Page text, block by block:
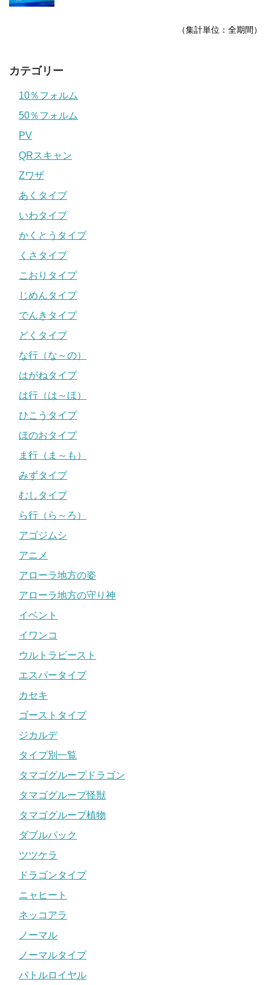
（集計単位：全期間）
カテゴリー
10％フォルム
50％フォルム
PV
QRスキャン
Zワザ
あくタイプ
いわタイプ
かくとうタイプ
くさタイプ
こおりタイプ
じめんタイプ
でんきタイプ
どくタイプ
な行（な～の）
はがねタイプ
は行（は～ほ）
ひこうタイプ
ほのおタイプ
ま行（ま～も）
みずタイプ
むしタイプ
ら行（ら～ろ）
アゴジムシ
アニメ
アローラ地方の姿
アローラ地方の守り神
イベント
イワンコ
ウルトラビースト
エスパータイプ
カセキ
ゴーストタイプ
ジカルデ
タイプ別一覧
タマゴグループドラゴン
タマゴグループ怪獣
タマゴグループ植物
ダブルパック
ツツケラ
ドラゴンタイプ
ニャヒート
ネッコアラ
ノーマル
ノーマルタイプ
バトルロイヤル